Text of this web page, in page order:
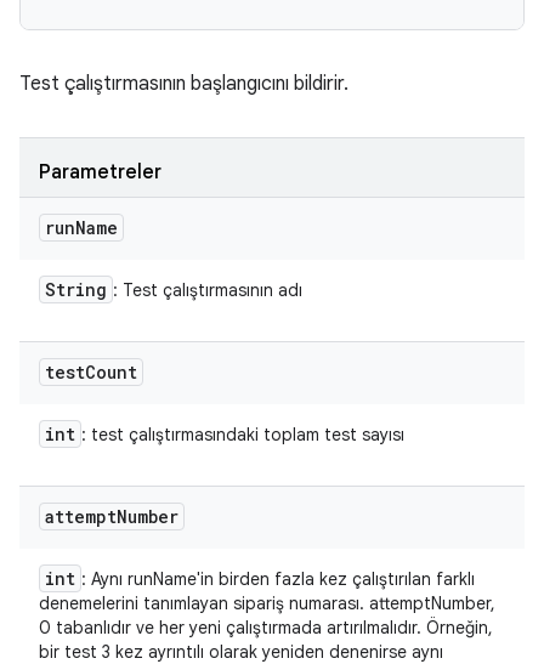
Test çalıştırmasının başlangıcını bildirir.
Parametreler
runName
String : Test çalıştırmasının adı
testCount
int : test çalıştırmasındaki toplam test sayısı
attemptNumber
int : Aynı runName'in birden fazla kez çalıştırılan farklı
denemelerini tanımlayan sipariş numarası. attemptNumber,
0 tabanlıdır ve her yeni çalıştırmada artırılmalıdır. Örneğin,
bir test 3 kez ayrıntılı olarak yeniden denenirse aynı